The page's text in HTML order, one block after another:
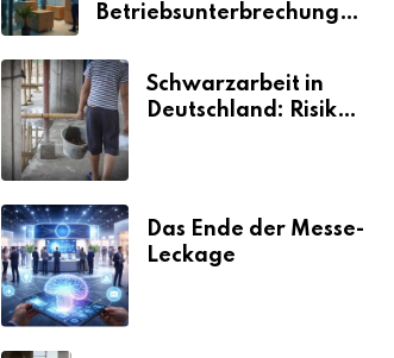
Betriebsunterbrechungen
Schwarzarbeit in
Deutschland: Risiken
Das Ende der Messe-
Leckage